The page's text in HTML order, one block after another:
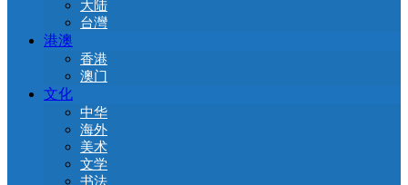
大陆
台灣
港澳
香港
澳门
文化
中华
海外
美术
文学
书法